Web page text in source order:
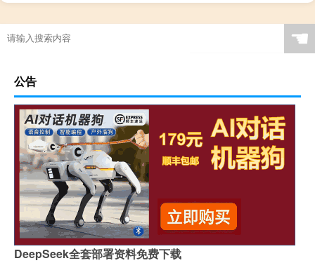
☚
公告
DeepSeek全套部署资料免费下载